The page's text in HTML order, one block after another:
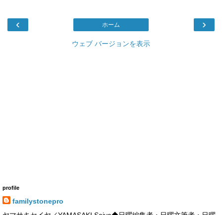
‹ ›
ホーム
ウェブ バージョンを表示
profile
familystonepro